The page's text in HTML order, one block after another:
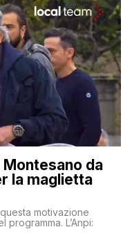
Montesano da
la maglietta
motivazione
L’Anpi: